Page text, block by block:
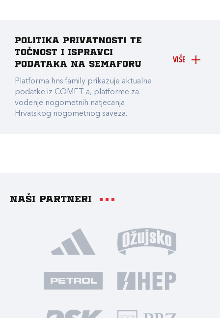
VIŠE
Politika privatnosti te
točnost i ispravci
podataka na Semaforu
Platforma hns.family prikazuje aktualne
podatke iz COMET-a, platforme za
vođenje nogometnih natjecanja
Hrvatskog nogometnog saveza.
Naši partneri